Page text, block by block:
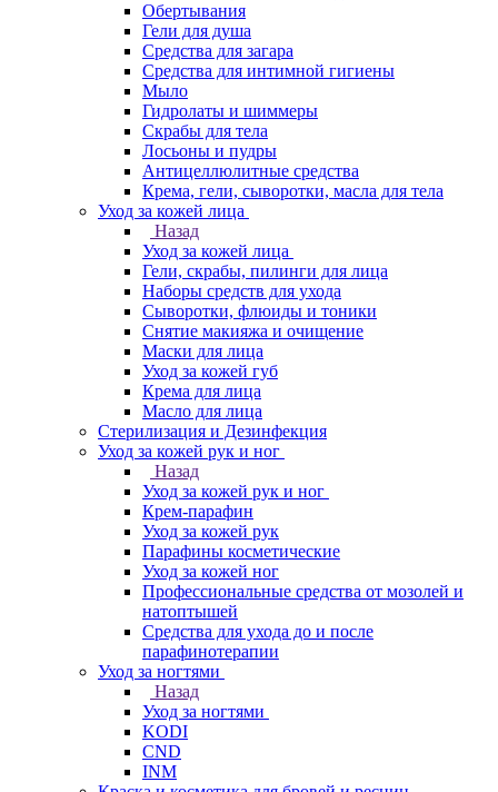
Обертывания
Гели для душа
Средства для загара
Средства для интимной гигиены
Мыло
Гидролаты и шиммеры
Скрабы для тела
Лосьоны и пудры
Антицеллюлитные средства
Крема, гели, сыворотки, масла для тела
Уход за кожей лица
Назад
Уход за кожей лица
Гели, скрабы, пилинги для лица
Наборы средств для ухода
Сыворотки, флюиды и тоники
Снятие макияжа и очищение
Маски для лица
Уход за кожей губ
Крема для лица
Масло для лица
Стерилизация и Дезинфекция
Уход за кожей рук и ног
Назад
Уход за кожей рук и ног
Крем-парафин
Уход за кожей рук
Парафины косметические
Уход за кожей ног
Профессиональные средства от мозолей и
натоптышей
Средства для ухода до и после
парафинотерапии
Уход за ногтями
Назад
Уход за ногтями
KODI
CND
INM